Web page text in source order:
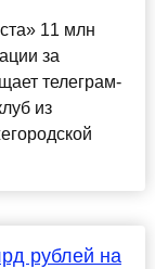
11 млн
за
телеграм-
из
рублей на